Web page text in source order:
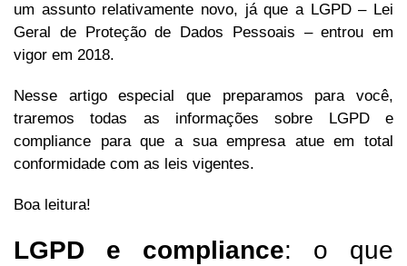
um assunto relativamente novo, já que a LGPD – Lei
Geral de Proteção de Dados Pessoais – entrou em
vigor em 2018.
Nesse artigo especial que preparamos para você,
traremos todas as informações sobre LGPD e
compliance para que a sua empresa atue em total
conformidade com as leis vigentes.
Boa leitura!
LGPD e compliance: o que